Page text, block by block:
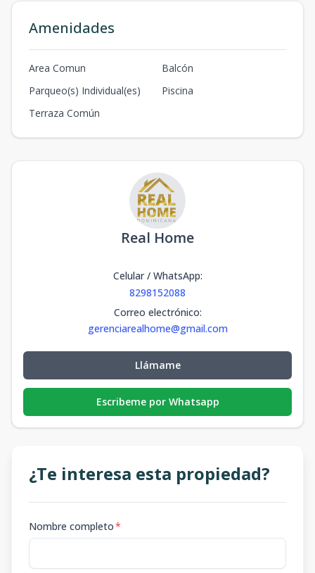
Amenidades
Area Comun
Balcón
Parqueo(s) Individual(es)
Piscina
Terraza Común
Real Home
Celular / WhatsApp:
8298152088
Correo electrónico:
gerenciarealhome@gmail.com
Llámame
Escribeme por Whatsapp
¿Te interesa esta propiedad?
Nombre completo*